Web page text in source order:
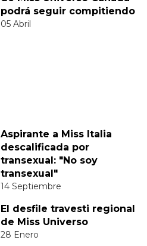
podrá seguir compitiendo
05 Abril
Aspirante a Miss Italia
descalificada por
transexual: "No soy
transexual"
14 Septiembre
El desfile travesti regional
de Miss Universo
28 Enero